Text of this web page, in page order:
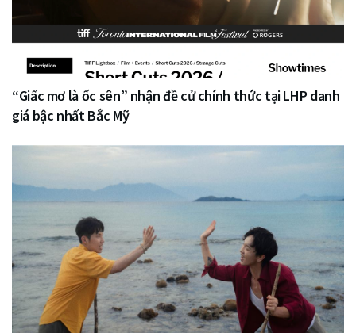
“Giấc mơ là ốc sên” nhận đề cử chính thức tại LHP danh
giá bậc nhất Bắc Mỹ